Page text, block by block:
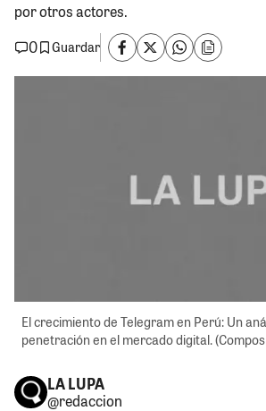
por otros actores.
0
Guardar
El crecimiento de Telegram en Perú: Un
penetración en el mercado digital.
LA LUPA
@redaccion